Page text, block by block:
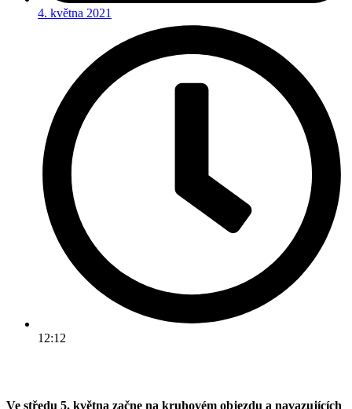
4. května 2021
12:12
Ve středu 5. května začne na kruhovém objezdu a navazujících